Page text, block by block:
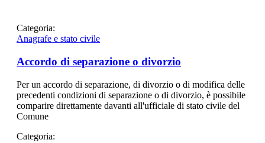
Categoria:
Anagrafe e stato civile
Accordo di separazione o divorzio
Per un accordo di separazione, di divorzio o di modifica delle
precedenti condizioni di separazione o di divorzio, è possibile
comparire direttamente davanti all'ufficiale di stato civile del
Comune
Categoria: